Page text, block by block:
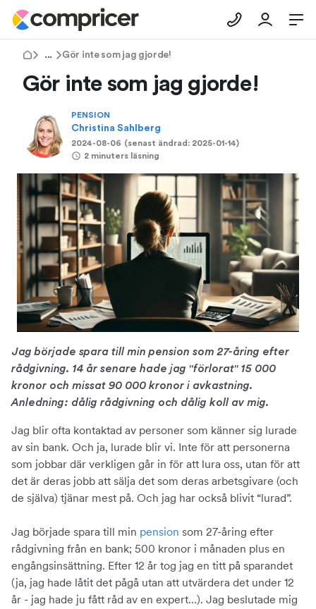
Tips & Råd
Gör inte som jag gjorde!
Gör inte som jag gjorde!
PENSION
Christina Sahlberg
2024-08-06 (senast ändrad: 2025-01-14)
2 minuters läsning
Jag började spara till min pension som 27-åring efter
rådgivning. 14 år senare hade jag "förlorat" 15 000
kronor och missat 90 000 kronor i avkastning.
Anledning: dålig rådgivning och dålig koll av mig.
Jag blir ofta kontaktad av personer som känner sig lurade
av sin bank. Och ja, lurade blir vi. Inte för att personerna
som jobbar där verkligen går in för att lura oss, utan för att
det är deras jobb att sälja det som deras arbetsgivare (och
de själva) tjänar mest på. Och jag har också blivit “lurad”.
Jag började spara till min pension som 27-åring efter
rådgivning från en bank; 500 kronor i månaden plus en
engångsinsättning. Efter 12 år tog jag en titt på sparandet
(ja, jag hade låtit det pågå utan att utvärdera det under 12
år - jag hade ju fått råd av en expert…). Jag beslutade mig